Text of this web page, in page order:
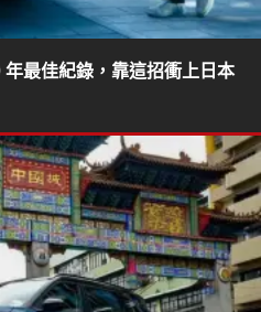
最佳紀錄，靠這招衝上日本